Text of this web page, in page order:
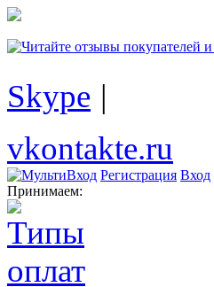
Skype |
vkontakte.ru
Регистрация Вход
Принимаем: